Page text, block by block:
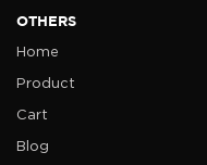
OTHERS
Home
Product
Cart
Blog